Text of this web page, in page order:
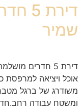
שמיר
דירת 5 חדרים
משודרג של ברגל
ומשטח עבודה